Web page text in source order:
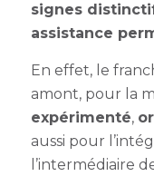
signes
assistance
En effet, le
amont, pour la
expérimenté,
aussi pour
l’intermédiaire